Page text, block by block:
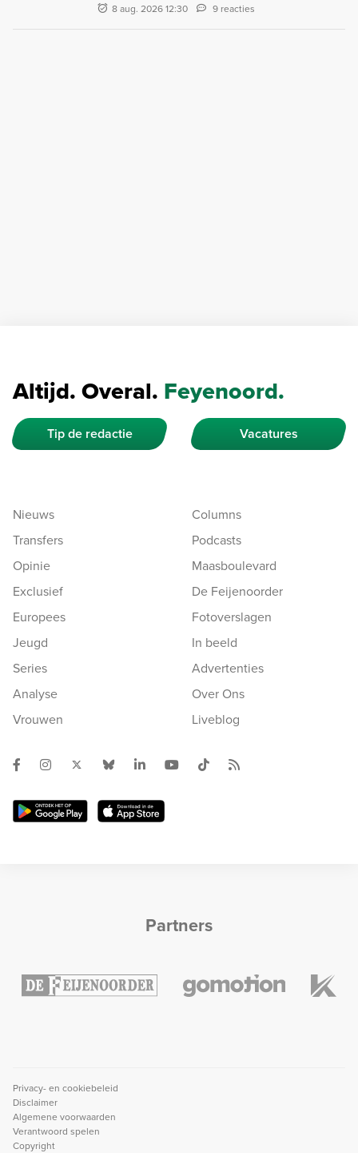
8 aug. 2026 12:30 9 reacties
Altijd. Overal. Feyenoord.
Tip de redactie Vacatures
Nieuws
Transfers
Opinie
Exclusief
Europees
Jeugd
Series
Analyse
Vrouwen
Columns
Podcasts
Maasboulevard
De Feijenoorder
Fotoverslagen
In beeld
Advertenties
Over Ons
Liveblog
Partners
Privacy- en cookiebeleid
Disclaimer
Algemene voorwaarden
Verantwoord spelen
Copyright